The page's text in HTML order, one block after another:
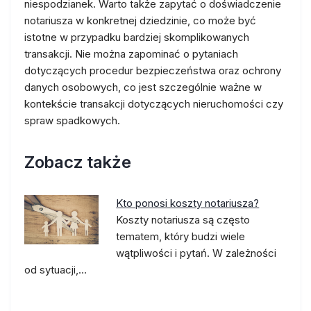
niespodzianek. Warto także zapytać o doświadczenie
notariusza w konkretnej dziedzinie, co może być
istotne w przypadku bardziej skomplikowanych
transakcji. Nie można zapominać o pytaniach
dotyczących procedur bezpieczeństwa oraz ochrony
danych osobowych, co jest szczególnie ważne w
kontekście transakcji dotyczących nieruchomości czy
spraw spadkowych.
Zobacz także
Kto ponosi koszty notariusza?
Koszty notariusza są często
tematem, który budzi wiele
wątpliwości i pytań. W zależności
od sytuacji,…